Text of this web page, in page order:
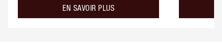
EN SAVOIR PLUSabout the